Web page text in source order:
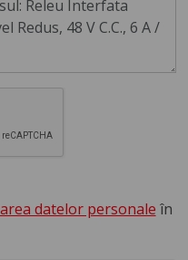
datelor personale în